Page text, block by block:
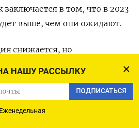
НАШУ РАССЫЛКУ
ПОДПИСАТЬСЯ
Еженедельная
в том, что в 2023
выше, чем они ожидают.
снижается, но
счет цен на энергоносители, и
давление от
уже позади,» - сказал Кен
Market Intelligence.